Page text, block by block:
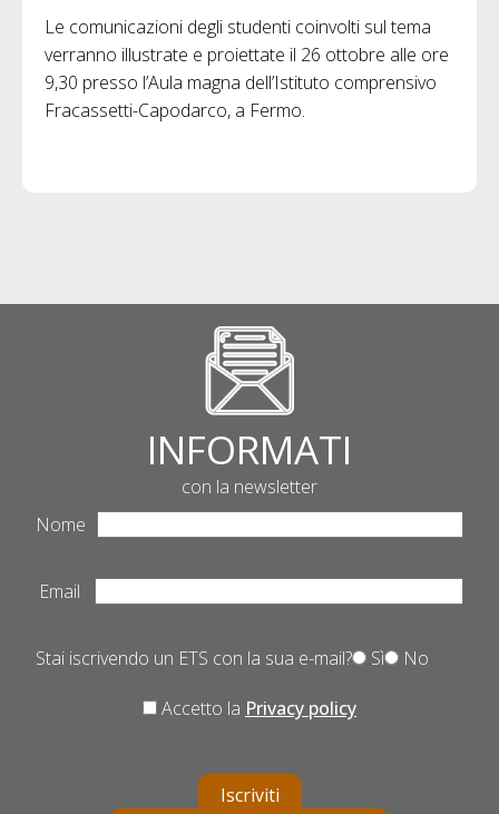
Le comunicazioni degli studenti coinvolti sul tema
verranno illustrate e proiettate il 26 ottobre alle ore
9,30 presso l’Aula magna dell’Istituto comprensivo
Fracassetti-Capodarco, a Fermo.
INFORMATI
con la newsletter
Nome
Email
Stai iscrivendo un ETS con la sua e-mail? Sì No
Accetto la Privacy policy
Iscriviti